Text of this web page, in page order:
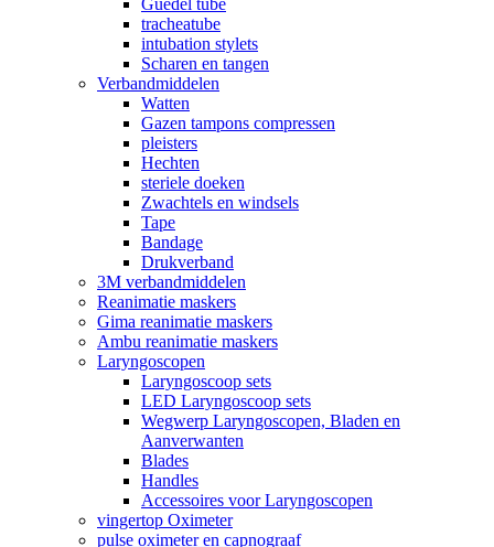
tracheatube
intubation stylets
Scharen en tangen
Verbandmiddelen
Watten
Gazen tampons compressen
pleisters
Hechten
steriele doeken
Zwachtels en windsels
Tape
Bandage
Drukverband
3M verbandmiddelen
Reanimatie maskers
Gima reanimatie maskers
Ambu reanimatie maskers
Laryngoscopen
Laryngoscoop sets
LED Laryngoscoop sets
Wegwerp Laryngoscopen, Bladen en
Aanverwanten
Blades
Handles
Accessoires voor Laryngoscopen
vingertop Oximeter
pulse oximeter en capnograaf